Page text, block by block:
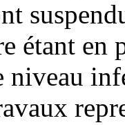
étant en
niveau